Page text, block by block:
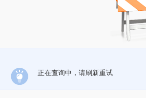
正在查询中，请刷新重试